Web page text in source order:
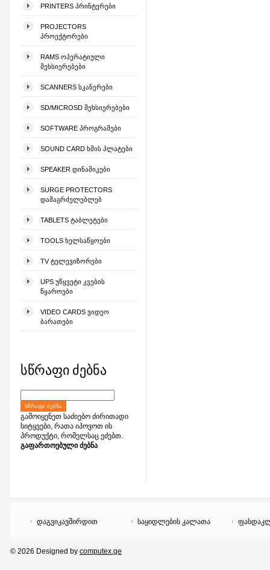
PRINTERS ᲞᲠᲘᲜᲢᲔᲠᲔᲑᲘ
PROJECTORS
ᲞᲠᲝᲔᲥᲢᲝᲠᲔᲑᲘ
RAMS ᲝᲞᲔᲠᲐᲢᲘᲣᲚᲘ
ᲛᲔᲮᲡᲘᲔᲠᲔᲑᲔᲑᲘ
SCANNERS ᲡᲙᲐᲜᲔᲠᲔᲑᲘ
SD/MICROSD ᲛᲔᲮᲡᲘᲔᲠᲔᲑᲔᲑᲘ
SOFTWARE ᲞᲠᲝᲒᲠᲐᲛᲔᲑᲘ
SOUND CARD ᲮᲛᲘᲡ ᲞᲚᲐᲢᲔᲑᲘ
SPEAKER ᲓᲘᲜᲐᲛᲘᲙᲔᲑᲘ
SURGE PROTECTORS
ᲓᲐᲛᲐᲒᲠᲫᲔᲚᲔᲑᲚᲔᲑ
TABLETS ᲢᲐᲑᲚᲔᲢᲔᲑᲘ
TOOLS ᲮᲔᲚᲡᲐᲬᲧᲝᲔᲑᲘ
TV ᲢᲔᲚᲔᲕᲘᲖᲝᲠᲔᲑᲘ
UPS ᲣᲬᲧᲕᲔᲢᲘ ᲙᲕᲔᲑᲘᲡ
ᲬᲧᲐᲠᲝᲔᲑᲘ
VIDEO CARDS ᲕᲘᲓᲔᲝ
ᲑᲐᲠᲐᲗᲔᲑᲘ
სწრაფი ძებნა
ᲡᲬᲠᲐᲤᲘ ᲫᲔᲑᲜᲐ
გამოიყენეთ საძიებო ძირითადი
სიტყვები, რათა იპოვოთ ის
პროდუქტი, რომელსაც ეძებთ.
გაფართოებული ძებნა
დაგვიკავშირდით საყიდლების კალათა
© 2026 Designed by computex.ge